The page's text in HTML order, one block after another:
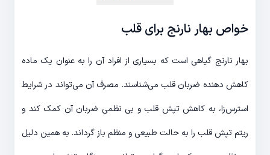
خواص بهار نارنج برای قلب
بهار نارنج گیاهی است که بسیاری از افراد آن را به عنوان یک ماده
کاهش دهنده ضربان قلب می‌شناسند. مصرف آن می‌تواند در شرایط
استرس‌زا، به کاهش تپش قلب و بی نظمی ضربان آن کمک کند و
ریتم تپش قلب را به حالت طبیعی و منظم باز گرداند. به همین دلیل